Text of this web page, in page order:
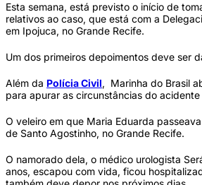
Esta semana, está previsto o início de
relativos ao caso, que está com a
em Ipojuca, no Grande Recife.
Um dos primeiros depoimentos deve ser
Além da Polícia Civil, Marinha do Brasil
para apurar as circunstâncias do
O veleiro em que Maria Eduarda
de Santo Agostinho, no Grande Recife.
O namorado dela, o médico urologista
anos, escapou com vida, ficou